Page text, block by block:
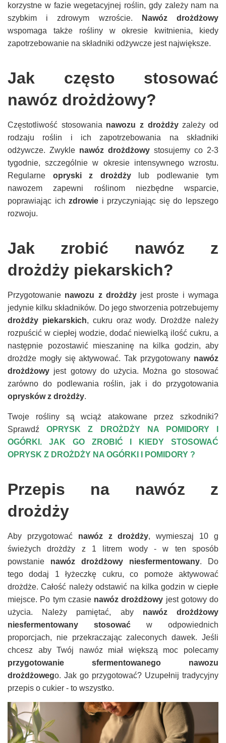
korzystne w fazie wegetacyjnej roślin, gdy zależy nam na
szybkim i zdrowym wzroście.
Nawóz drożdżowy
wspomaga także rośliny w okresie kwitnienia, kiedy
zapotrzebowanie na składniki odżywcze jest największe.
Jak często stosować
nawóz drożdżowy?
Częstotliwość stosowania nawozu z drożdżyzależy od
rodzaju roślin i ich zapotrzebowania na składniki
odżywcze. Zwykle nawóz drożdżowy stosujemy co 2-3
tygodnie, szczególnie w okresie intensywnego wzrostu.
Regularne opryski z drożdżylub podlewanie tym
nawozem zapewni roślinom niezbędne wsparcie,
poprawiając ichzdrowie i przyczyniając się do lepszego
rozwoju.
Jak zrobić nawóz z
drożdży piekarskich?
Przygotowanie nawozu z drożdżyjest proste i wymaga
jedynie kilku składników. Do jego stworzenia potrzebujemy
drożdży piekarskich, cukru oraz wody. Drożdże należy
rozpuścić w ciepłej wodzie, dodać niewielką ilość cukru, a
następnie pozostawić mieszaninę na kilka godzin, aby
drożdże mogły się aktywować. Tak przygotowany nawóz
drożdżowy jest gotowy do użycia. Można go stosować
zarówno do podlewania roślin, jak i do przygotowania
oprysków z drożdży.
Twoje rośliny są wciąż atakowane przez szkodniki?
SprawdźOPRYSK Z DROŻDŻY NA POMIDORY I
OGÓRKI. JAK GO ZROBIĆ I KIEDY STOSOWAĆ
OPRYSK Z DROŻDŻY NA OGÓRKI I POMIDORY ?
Przepis na nawóz z
drożdży
Aby przygotować nawóz z drożdży, wymieszaj 10 g
świeżych drożdży z 1 litrem wody - w ten sposób
powstanie nawóz drożdżowy niesfermentowany. Do
tego dodaj 1 łyżeczkę cukru, co pomoże aktywować
drożdże. Całość należy odstawić na kilka godzin w ciepłe
miejsce. Po tym czasie nawóz drożdżowy jest gotowy do
użycia. Należy pamiętać, aby nawóz drożdżowy
niesfermentowany stosować w odpowiednich
proporcjach, nie przekraczając zaleconych dawek. Jeśli
chcesz aby Twój nawóz miał większą moc polecamy
przygotowanie sfermentowanego nawozu
drożdżowego. Jak go przygotować? Uzupełnij tradycyjny
przepis o cukier - to wszystko.